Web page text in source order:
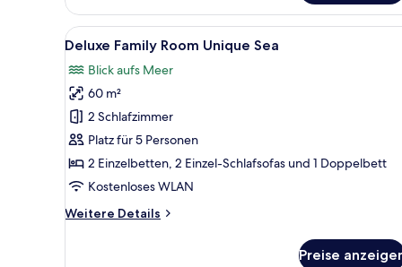
Family
Room
Unique
Alle
Fotos
für
Deluxe
Family
Room
Unique
Sea
Ein modernes Hotelzimmer
4
Deluxe Family Room Unique Sea
Blick aufs Meer
60 m²
2 Schlafzimmer
Platz für 5 Personen
2 Einzelbetten, 2 Einzel-Schlafsofas und 1 Doppelbett
Kostenloses WLAN
Weitere Details
Weitere
Preise